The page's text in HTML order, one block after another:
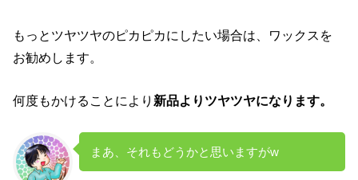
もっとツヤツヤのピカピカにしたい場合は、ワックスを
お勧めします。
何度もかけることにより 新品よりツヤツヤになります。
まあ、それもどうかと思いますがw